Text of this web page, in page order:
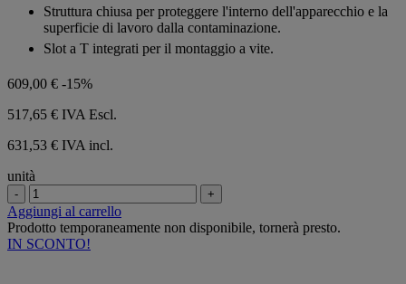
Struttura chiusa per proteggere l'interno dell'apparecchio e la
superficie di lavoro dalla contaminazione.
Slot a T integrati per il montaggio a vite.
609,00 € -15%
517,65 € IVA Escl.
631,53 € IVA incl.
unità
- +
Aggiungi al carrello
Prodotto temporaneamente non disponibile, tornerà presto.
IN SCONTO!